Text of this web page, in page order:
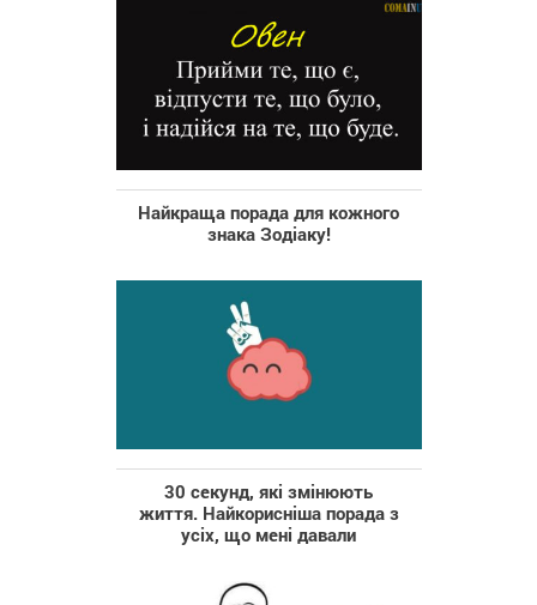
Найкраща порада для кожного
знака Зодіаку!
30 секунд, які змінюють
життя. Найкорисніша порада з
усіх, що мені давали